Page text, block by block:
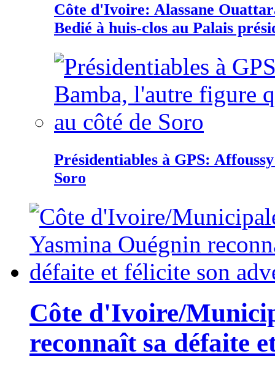
Côte d'Ivoire: Alassane
Bedié à huis-clos au Palais
Présidentiables à GPS:
Soro
Côte d'Ivoire/
reconnaît sa défaite